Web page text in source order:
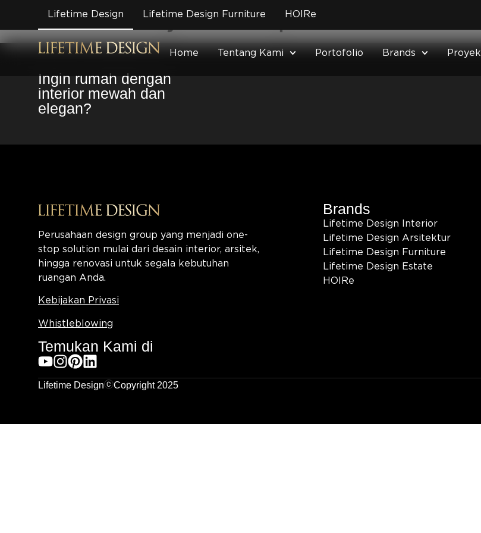
Lifetime Design Lifetime Design Furniture HOIRe
Home Tentang Kami Portofolio Brands Proyek
Eva Rubaya – Enterpreneur
Ingin rumah dengan
interior mewah dan
elegan?
Perusahaan design group yang menjadi one-
stop solution mulai dari desain interior, arsitek,
hingga renovasi untuk segala kebutuhan
ruangan Anda.
Kebijakan Privasi
Whistleblowing
Brands
Lifetime Design Interior
Lifetime Design Arsitektur
Lifetime Design Furniture
Lifetime Design Estate
HOIRe
Temukan Kami di
Lifetime Design Copyright 2025